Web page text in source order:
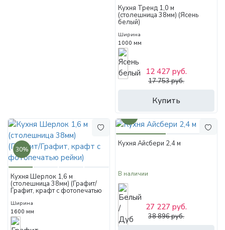
Кухня Тренд 1,0 м
(столешница 38мм) (Ясень
белый)
Ширина
1000 мм
Купить
12 427 руб.
17 753 руб.
30%
Кухня Шерлок 1,6 м
(столешница 38мм) (Графит/
Графит, крафт с фотопечатью
Ширина
1600 мм
Кухня Айсбери 2,4 м
В наличии
27 227 руб.
38 896 руб.